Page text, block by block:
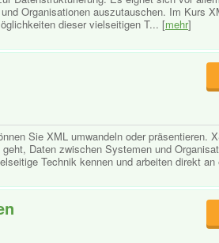
Organisationen auszutauschen. Im Kurs
dieser vielseitigen T... [mehr]
Sie XML umwandeln oder präsentieren.
Daten zwischen Systemen und
Technik kennen und arbeiten direkt